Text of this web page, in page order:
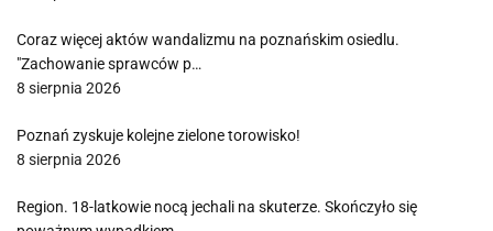
Coraz więcej aktów wandalizmu na poznańskim osiedlu.
"Zachowanie sprawców p…
8 sierpnia 2026
Poznań zyskuje kolejne zielone torowisko!
8 sierpnia 2026
Region. 18-latkowie nocą jechali na skuterze. Skończyło się